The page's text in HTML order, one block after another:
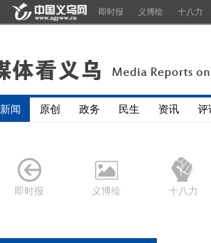
即时报 义博绘 十八力
新闻 原创 政务 民生 资讯 评
即时报 义博绘 十八力